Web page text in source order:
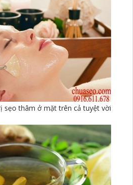
sẹo thâm ở mặt trên cả tuyệt vời